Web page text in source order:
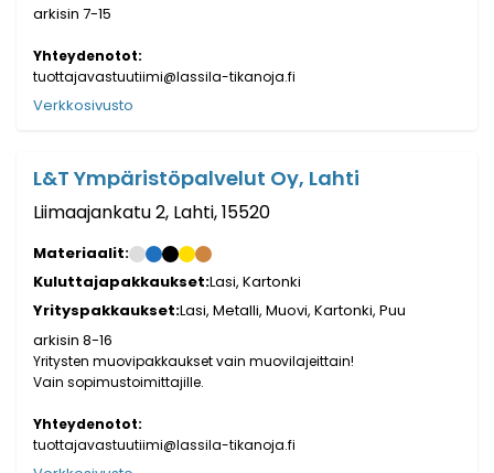
arkisin 7-15
Yhteydenotot:
tuottajavastuutiimi@lassila-tikanoja.fi
Verkkosivusto
L&T Ympäristöpalvelut Oy, Lahti
Liimaajankatu 2, Lahti, 15520
Materiaalit:
Kuluttajapakkaukset:Lasi, Kartonki
Yrityspakkaukset:Lasi, Metalli, Muovi, Kartonki, Puu
arkisin 8-16
Yritysten muovipakkaukset vain muovilajeittain!
Vain sopimustoimittajille.
Yhteydenotot:
tuottajavastuutiimi@lassila-tikanoja.fi